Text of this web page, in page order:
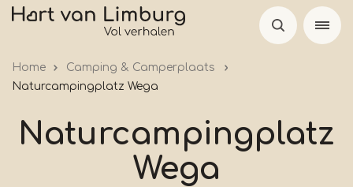
Skip
Home
Camping & Camperplaats
Naturcampingplatz Wega
Naturcampingplatz
Wega